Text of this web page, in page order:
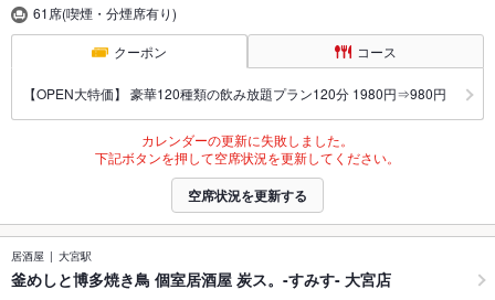
61席(喫煙・分煙席有り)
クーポン コース
【OPEN大特価】 豪華120種類の飲み放題プラン120分 1980円⇒980円
カレンダーの更新に失敗しました。
下記ボタンを押して空席状況を更新してください。
空席状況を更新する
居酒屋 大宮駅
釜めしと博多焼き鳥 個室居酒屋 炭ス。-すみす- 大宮店